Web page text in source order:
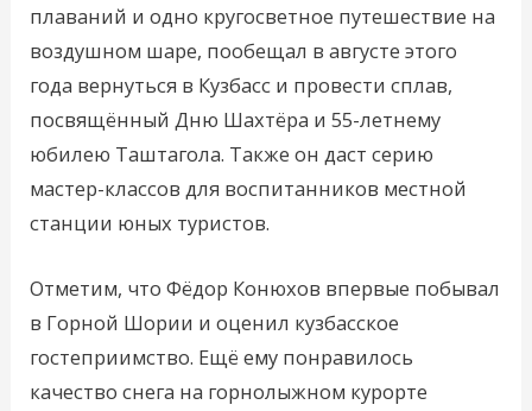
плаваний и одно кругосветное путешествие на
воздушном шаре, пообещал в августе этого
года вернуться в Кузбасс и провести сплав,
посвящённый Дню Шахтёра и 55-летнему
юбилею Таштагола. Также он даст серию
мастер-классов для воспитанников местной
станции юных туристов.
Отметим, что Фёдор Конюхов впервые побывал
в Горной Шории и оценил кузбасское
гостеприимство. Ещё ему понравилось
качество снега на горнолыжном курорте